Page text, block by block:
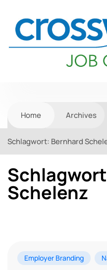
Home Archives
Schlagwort: Bernhard
Schelenz
Employer Branding